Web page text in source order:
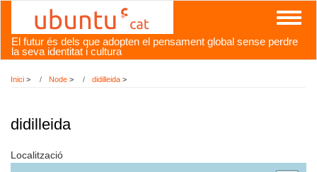
contingut
El futur és dels que adopten el pensament global sense perdre
la seva identitat i cultura
Inici > Node > didilleida >
didilleida
Localització